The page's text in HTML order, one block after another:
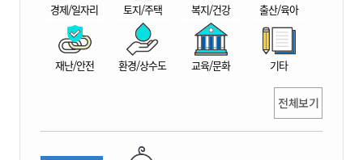
산
경제/일자리 토지/주택 복지/건강 출산/육아
재난/안전 환경/상수도 교육/문화 기타
전체보기